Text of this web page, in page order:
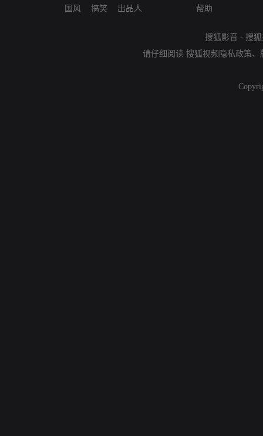
国风
搞笑
出品人
帮助
搜狐影音 - 搜
请仔细阅读 搜狐视频隐私政策、